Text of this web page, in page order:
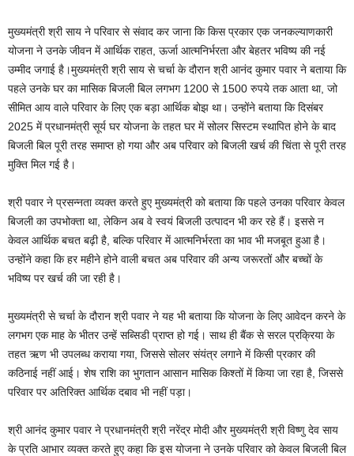
मुख्यमंत्री श्री साय ने परिवार से संवाद कर जाना कि किस प्रकार एक जनकल्याणकारी
योजना ने उनके जीवन में आर्थिक राहत, ऊर्जा आत्मनिर्भरता और बेहतर भविष्य की नई
उम्मीद जगाई है।मुख्यमंत्री श्री साय से चर्चा के दौरान श्री आनंद कुमार पवार ने बताया कि
पहले उनके घर का मासिक बिजली बिल लगभग 1200 से 1500 रुपये तक आता था, जो
सीमित आय वाले परिवार के लिए एक बड़ा आर्थिक बोझ था। उन्होंने बताया कि दिसंबर
2025 में प्रधानमंत्री सूर्य घर योजना के तहत घर में सोलर सिस्टम स्थापित होने के बाद
बिजली बिल पूरी तरह समाप्त हो गया और अब परिवार को बिजली खर्च की चिंता से पूरी तरह
मुक्ति मिल गई है।
श्री पवार ने प्रसन्नता व्यक्त करते हुए मुख्यमंत्री को बताया कि पहले उनका परिवार केवल
बिजली का उपभोक्ता था, लेकिन अब वे स्वयं बिजली उत्पादन भी कर रहे हैं। इससे न
केवल आर्थिक बचत बढ़ी है, बल्कि परिवार में आत्मनिर्भरता का भाव भी मजबूत हुआ है।
उन्होंने कहा कि हर महीने होने वाली बचत अब परिवार की अन्य जरूरतों और बच्चों के
भविष्य पर खर्च की जा रही है।
मुख्यमंत्री से चर्चा के दौरान श्री पवार ने यह भी बताया कि योजना के लिए आवेदन करने के
लगभग एक माह के भीतर उन्हें सब्सिडी प्राप्त हो गई। साथ ही बैंक से सरल प्रक्रिया के
तहत ऋण भी उपलब्ध कराया गया, जिससे सोलर संयंत्र लगाने में किसी प्रकार की
कठिनाई नहीं आई। शेष राशि का भुगतान आसान मासिक किश्तों में किया जा रहा है, जिससे
परिवार पर अतिरिक्त आर्थिक दबाव भी नहीं पड़ा।
श्री आनंद कुमार पवार ने प्रधानमंत्री श्री नरेंद्र मोदी और मुख्यमंत्री श्री विष्णु देव साय
के प्रति आभार व्यक्त करते हुए कहा कि इस योजना ने उनके परिवार को केवल बिजली बिल